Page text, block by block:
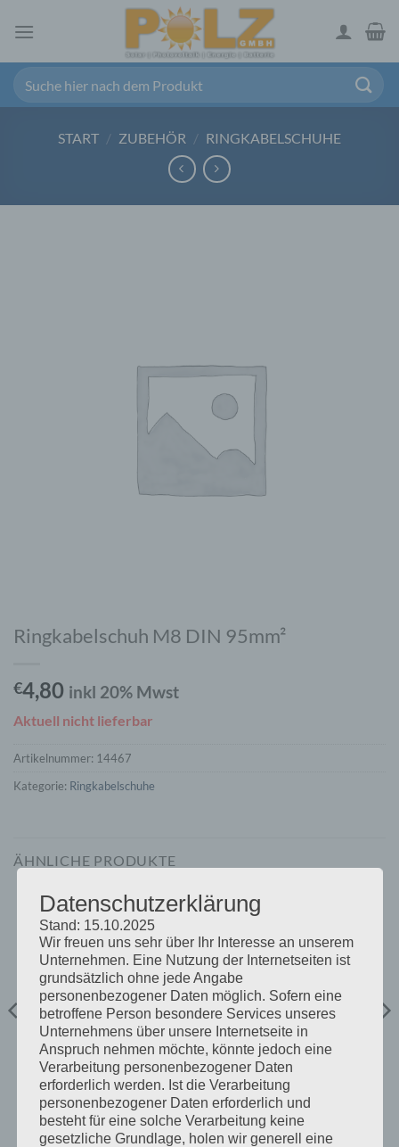
Inhalt
START / ZUBEHÖR / RINGKABELSCHUHE
Ringkabelschuh M8 DIN 95mm²
€4,80 inkl 20% Mwst
Aktuell nicht lieferbar
Artikelnummer: 14467
Kategorie: Ringkabelschuhe
ÄHNLICHE PRODUKTE
RINGKABELSCHUHE
Ringkabelschuh M6 DIN
16mm²
€1,00 inkl 20% Mwst
Lagernd im Polz Lager
RINGKABELSCHUHE
Ringkabelschuh M6 6mm²
€0,50 inkl 20% Mwst
Lagernd im Polz Lager
Datenschutzerklärung
Stand: 15.10.2025
Wir freuen uns sehr über Ihr Interesse an unserem
Unternehmen. Eine Nutzung der Internetseiten ist
grundsätzlich ohne jede Angabe
personenbezogener Daten möglich. Sofern eine
betroffene Person besondere Services unseres
Unternehmens über unsere Internetseite in
Anspruch nehmen möchte, könnte jedoch eine
Verarbeitung personenbezogener Daten
erforderlich werden. Ist die Verarbeitung
personenbezogener Daten erforderlich und
besteht für eine solche Verarbeitung keine
gesetzliche Grundlage, holen wir generell eine